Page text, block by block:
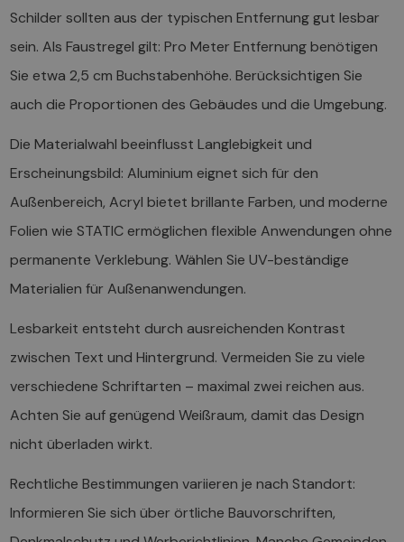
Schilder sollten aus der typischen Entfernung gut lesbar
sein. Als Faustregel gilt: Pro Meter Entfernung benötigen
Sie etwa 2,5 cm Buchstabenhöhe. Berücksichtigen Sie
auch die Proportionen des Gebäudes und die Umgebung.
Die Materialwahl beeinflusst Langlebigkeit und
Erscheinungsbild: Aluminium eignet sich für den
Außenbereich, Acryl bietet brillante Farben, und moderne
Folien wie STATIC ermöglichen flexible Anwendungen ohne
permanente Verklebung. Wählen Sie UV-beständige
Materialien für Außenanwendungen.
Lesbarkeit entsteht durch ausreichenden Kontrast
zwischen Text und Hintergrund. Vermeiden Sie zu viele
verschiedene Schriftarten – maximal zwei reichen aus.
Achten Sie auf genügend Weißraum, damit das Design
nicht überladen wirkt.
Rechtliche Bestimmungen variieren je nach Standort:
Informieren Sie sich über örtliche Bauvorschriften,